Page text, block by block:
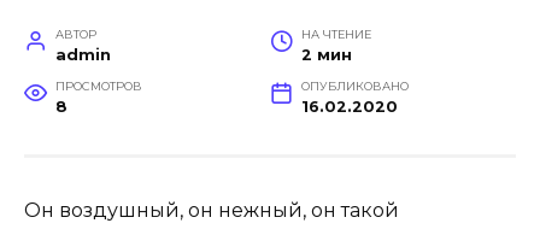
АВТОР
admin
НА ЧТЕНИЕ
2 мин
ПРОСМОТРОВ
8
ОПУБЛИКОВАНО
16.02.2020
Он воздушный, он нежный, он такой